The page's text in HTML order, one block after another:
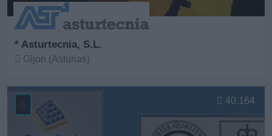
* Asturtecnia, S.L.
Gijon (Asturias)
40.164